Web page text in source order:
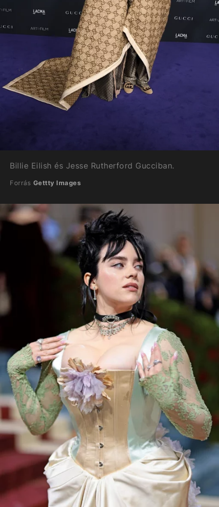
Billie Eilish és Jesse Rutherford Gucciban.
Forrás Gettty Images